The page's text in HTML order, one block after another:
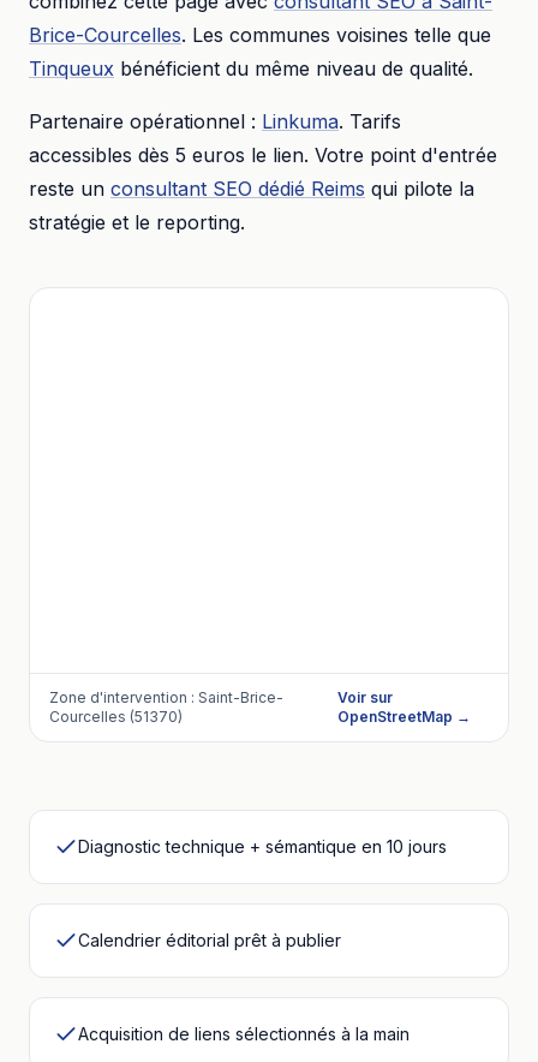
Brice-Courcelles. Les communes voisines telle que
Tinqueux bénéficient du même niveau de qualité.
Partenaire opérationnel : Linkuma. Tarifs
accessibles dès 5 euros le lien. Votre point d'entrée
reste un consultant SEO dédié Reims qui pilote la
stratégie et le reporting.
Zone d'intervention : Saint-Brice-
Courcelles (51370)
Voir sur
OpenStreetMap →
Diagnostic technique + sémantique en 10 jours
Calendrier éditorial prêt à publier
Acquisition de liens sélectionnés à la main